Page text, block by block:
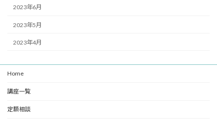
2023年6月
2023年5月
2023年4月
Home
講座一覧
定額相談